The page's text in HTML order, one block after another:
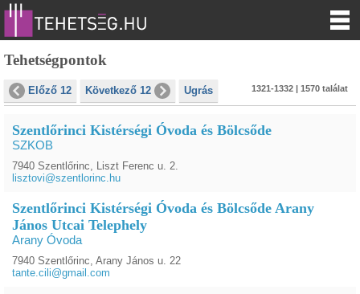
Tehetségpontok
Előző 12 Következő 12 Ugrás 1321-1332 | 1570 találat
Szentlőrinci Kistérségi Óvoda és Bölcsőde
SZKOB
7940 Szentlőrinc, Liszt Ferenc u. 2.
lisztovi@szentlorinc.hu
Szentlőrinci Kistérségi Óvoda és Bölcsőde Arany
János Utcai Telephely
Arany Óvoda
7940 Szentlőrinc, Arany János u. 22
tante.cili@gmail.com